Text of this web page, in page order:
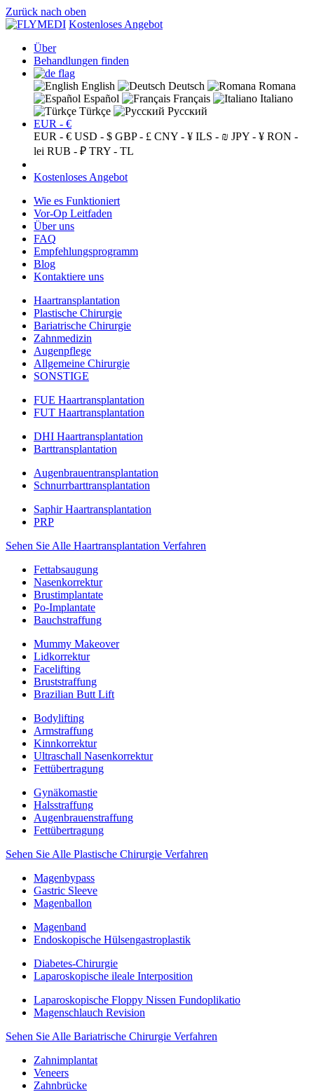
Zurück nach oben
Kostenloses Angebot
Über
Behandlungen finden
English Deutsch
Romana
Español
Français
Italiano
Türkçe
Русский
EUR - €
EUR - € USD - $ GBP - £ CNY - ¥ ILS - ₪ JPY - ¥ RON -
lei RUB - ₽ TRY - TL
Kostenloses Angebot
Wie es Funktioniert
Vor-Op Leitfaden
Über uns
FAQ
Empfehlungsprogramm
Blog
Kontaktiere uns
Haartransplantation
Plastische Chirurgie
Bariatrische Chirurgie
Zahnmedizin
Augenpflege
Allgemeine Chirurgie
SONSTIGE
FUE Haartransplantation
FUT Haartransplantation
DHI Haartransplantation
Barttransplantation
Augenbrauentransplantation
Schnurrbarttransplantation
Saphir Haartransplantation
PRP
Sehen Sie Alle Haartransplantation Verfahren
Fettabsaugung
Nasenkorrektur
Brustimplantate
Po-Implantate
Bauchstraffung
Mummy Makeover
Lidkorrektur
Facelifting
Bruststraffung
Brazilian Butt Lift
Bodylifting
Armstraffung
Kinnkorrektur
Ultraschall Nasenkorrektur
Fettübertragung
Gynäkomastie
Halsstraffung
Augenbrauenstraffung
Fettübertragung
Sehen Sie Alle Plastische Chirurgie Verfahren
Magenbypass
Gastric Sleeve
Magenballon
Magenband
Endoskopische Hülsengastroplastik
Diabetes-Chirurgie
Laparoskopische ileale Interposition
Laparoskopische Floppy Nissen Fundoplikatio
Magenschlauch Revision
Sehen Sie Alle Bariatrische Chirurgie Verfahren
Zahnimplantat
Veneers
Zahnbrücke